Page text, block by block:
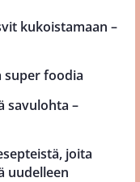
kukoistamaan –
super foodia
savulohta –
joita
uudelleen